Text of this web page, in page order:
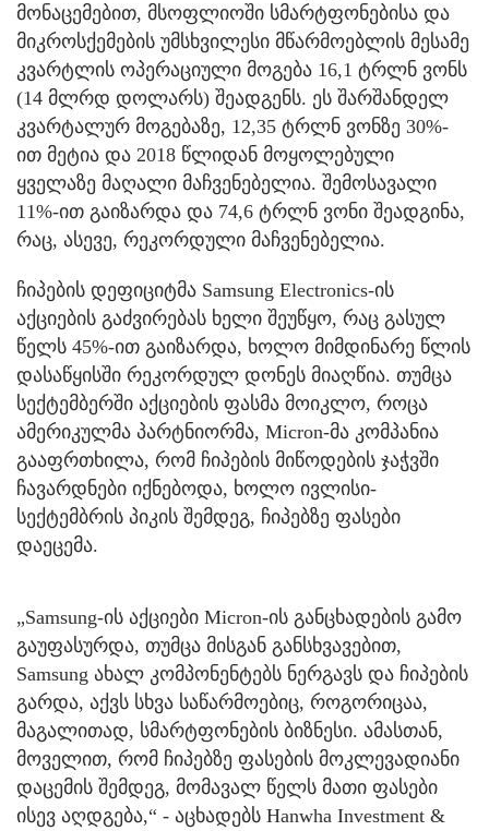
მონაცემებით, მსოფლიოში სმარტფონებისა და
მიკროსქემების უმსხვილესი მწარმოებლის მესამე
კვარტლის ოპერაციული მოგება 16,1 ტრლნ ვონს
(14 მლრდ დოლარს) შეადგენს. ეს შარშანდელ
კვარტალურ მოგებაზე, 12,35 ტრლნ ვონზე 30%-
ით მეტია და 2018 წლიდან მოყოლებული
ყველაზე მაღალი მაჩვენებელია. შემოსავალი
11%-ით გაიზარდა და 74,6 ტრლნ ვონი შეადგინა,
რაც, ასევე, რეკორდული მაჩვენებელია.
ჩიპების დეფიციტმა Samsung Electronics-ის
აქციების გაძვირებას ხელი შეუწყო, რაც გასულ
წელს 45%-ით გაიზარდა, ხოლო მიმდინარე წლის
დასაწყისში რეკორდულ დონეს მიაღწია. თუმცა
სექტემბერში აქციების ფასმა მოიკლო, როცა
ამერიკულმა პარტნიორმა, Micron-მა კომპანია
გააფრთხილა, რომ ჩიპების მიწოდების ჯაჭვში
ჩავარდნები იქნებოდა, ხოლო ივლისი-
სექტემბრის პიკის შემდეგ, ჩიპებზე ფასები
დაეცემა.
„Samsung-ის აქციები Micron-ის განცხადების გამო
გაუფასურდა, თუმცა მისგან განსხვავებით,
Samsung ახალ კომპონენტებს ნერგავს და ჩიპების
გარდა, აქვს სხვა საწარმოებიც, როგორიცაა,
მაგალითად, სმარტფონების ბიზნესი. ამასთან,
მოველით, რომ ჩიპებზე ფასების მოკლევადიანი
დაცემის შემდეგ, მომავალ წელს მათი ფასები
ისევ აღდგება,“ - აცხადებს Hanwha Investment &